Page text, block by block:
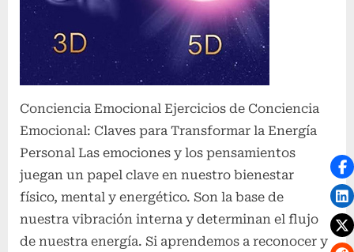
Conciencia Emocional Ejercicios de Conciencia
Emocional: Claves para Transformar la Energía
Personal Las emociones y los pensamientos
juegan un papel clave en nuestro bienestar
físico, mental y energético. Son la base de
nuestra vibración interna y determinan el flujo
de nuestra energía. Si aprendemos a reconocer y